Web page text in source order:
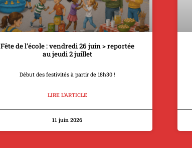
Fête de l’école : vendredi 26 juin > reportée
au jeudi 2 juillet
Début des festivités à partir de 18h30 !
LIRE L'ARTICLE
11 juin 2026